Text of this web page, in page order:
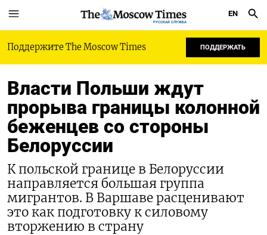
РУССКАЯ СЛУЖБА
EN
Поддержите The Moscow Times ПОДДЕРЖАТЬ
Власти Польши ждут
прорыва границы колонной
беженцев со стороны
Белоруссии
К польской границе в Белоруссии
направляется большая группа
мигрантов. В Варшаве расценивают
это как подготовку к силовому
вторжению в страну